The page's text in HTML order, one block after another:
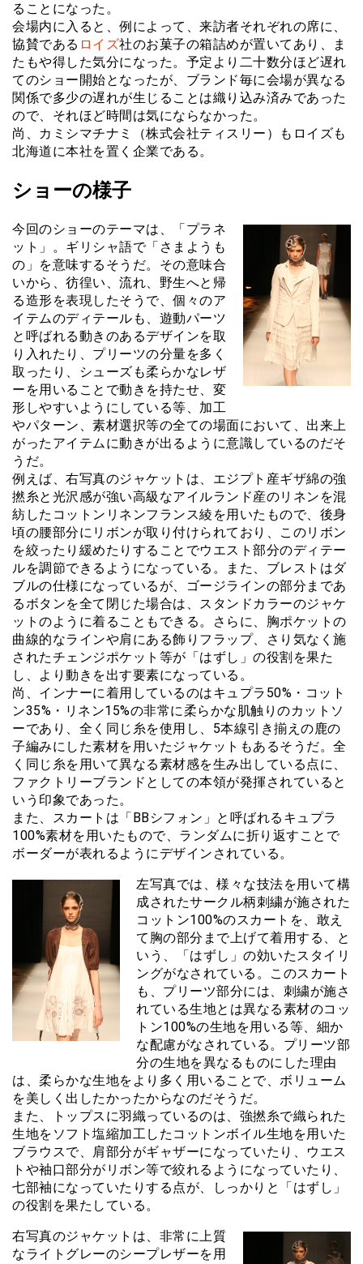
ることになった。
会場内に入ると、例によって、来訪者それぞれの席に、
協賛である ロイズ社のお菓子の箱詰めが置いてあり、ま
たもや得した気分になった。予定より二十数分ほど遅れ
てのショー開始となったが、ブランド毎に会場が異なる
関係で多少の遅れが生じることは織り込み済みであった
ので、それほど時間は気にならなかった。
尚、カミシマチナミ（株式会社ティスリー）もロイズも
北海道に本社を置く企業である。
ショーの様子
今回のショーのテーマは、「プラネ
ット」。ギリシャ語で「さまようも
の」を意味するそうだ。その意味合
いから、彷徨い、流れ、野生へと帰
る造形を表現したそうで、個々のア
イテムのディテールも、遊動パーツ
と呼ばれる動きのあるデザインを取
り入れたり、プリーツの分量を多く
取ったり、シューズも柔らかなレザ
ーを用いることで動きを持たせ、変
形しやすいようにしている等、加工
やパターン、素材選択等の全ての場面において、出来上
がったアイテムに動きが出るように意識しているのだそ
うだ。
例えば、右写真のジャケットは、エジプト産ギザ綿の強
撚糸と光沢感が強い高級なアイルランド産のリネンを混
紡したコットンリネンフランス綾を用いたもので、後身
頃の腰部分にリボンが取り付けられており、このリボン
を絞ったり緩めたりすることでウエスト部分のディテー
ルを調節できるようになっている。また、ブレストはダ
ブルの仕様になっているが、ゴージラインの部分まであ
るボタンを全て閉じた場合は、スタンドカラーのジャケ
ットのように着ることもできる。さらに、胸ポケットの
曲線的なラインや肩にある飾りフラップ、さり気なく施
されたチェンジポケット等が「はずし」の役割を果た
し、より動きを出す要素になっている。
尚、インナーに着用しているのはキュプラ50%・コット
ン35%・リネン15%の非常に柔らかな肌触りのカットソ
ーであり、全く同じ糸を使用し、5本線引き揃えの鹿の
子編みにした素材を用いたジャケットもあるそうだ。全
く同じ糸を用いて異なる素材感を生み出している点に、
ファクトリーブランドとしての本領が発揮されていると
いう印象であった。
また、スカートは「BBシフォン」と呼ばれるキュプラ
100%素材を用いたもので、ランダムに折り返すことで
ボーダーが表れるようにデザインされている。
左写真では、様々な技法を用いて構
成されたサークル柄刺繍が施された
コットン100%のスカートを、敢え
て胸の部分まで上げて着用する、と
いう、「はずし」の効いたスタイリ
ングがなされている。このスカート
も、プリーツ部分には、刺繍が施さ
れている生地とは異なる素材のコッ
トン100%の生地を用いる等、細か
な配慮がなされている。プリーツ部
分の生地を異なるものにした理由
は、柔らかな生地をより多く用いることで、ボリューム
を美しく出したかったからなのだそうだ。
また、トップスに羽織っているのは、強撚糸で織られた
生地をソフト塩縮加工したコットンボイル生地を用いた
ブラウスで、肩部分がギャザーになっていたり、ウエス
トや袖口部分がリボン等で絞れるようになっていたり、
七部袖になっていたりする点が、しっかりと「はずし」
の役割を果たしている。
右写真のジャケットは、非常に上質
なライトグレーのシープレザーを用